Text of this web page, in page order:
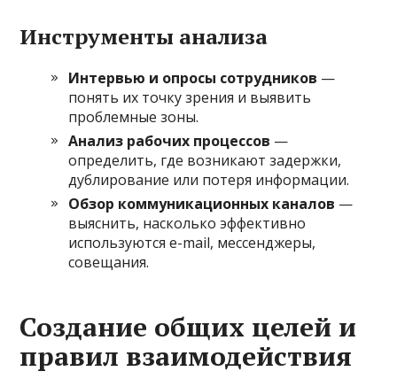
Инструменты анализа
Интервью и опросы сотрудников —
понять их точку зрения и выявить
проблемные зоны.
Анализ рабочих процессов —
определить, где возникают задержки,
дублирование или потеря информации.
Обзор коммуникационных каналов —
выяснить, насколько эффективно
используются e-mail, мессенджеры,
совещания.
Создание общих целей и
правил взаимодействия